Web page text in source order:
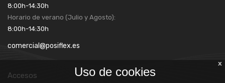
8:00h-14:30h
Horario de verano (Julio y Agosto):
8:00h-14:30h
comercial@posiflex.es
Accesos
x
Uso de cookies